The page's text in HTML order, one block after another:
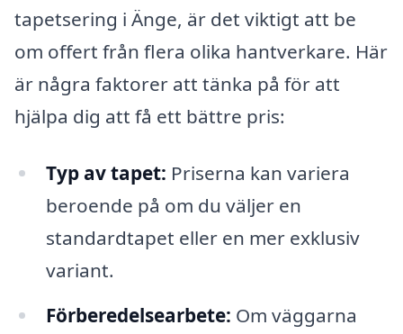
tapetsering i Änge, är det viktigt att be
om offert från flera olika hantverkare. Här
är några faktorer att tänka på för att
hjälpa dig att få ett bättre pris:
Typ av tapet: Priserna kan variera
beroende på om du väljer en
standardtapet eller en mer exklusiv
variant.
Förberedelsearbete: Om väggarna